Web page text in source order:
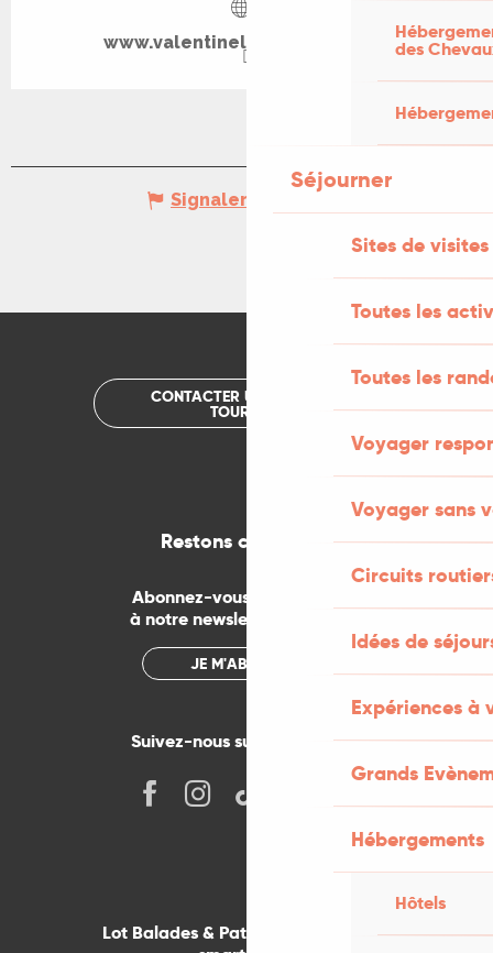
des
Séjourner
Sites de visites
Toutes les
Toutes les
Voyager
Voyager sans
Circuits
Idées de
Expériences à
Grands
Hébergements
Hôtels
www.valentinelambertmusic.fr
Signaler une erreur
CONTACTER UN OFFICE DE
TOURISME
Restons connectés
Abonnez-vous gratuitement
à notre newsletter mensuelle
JE M'ABONNE
Suivez-nous sur les réseaux !
Lot Balades & Patrimoines sur votre